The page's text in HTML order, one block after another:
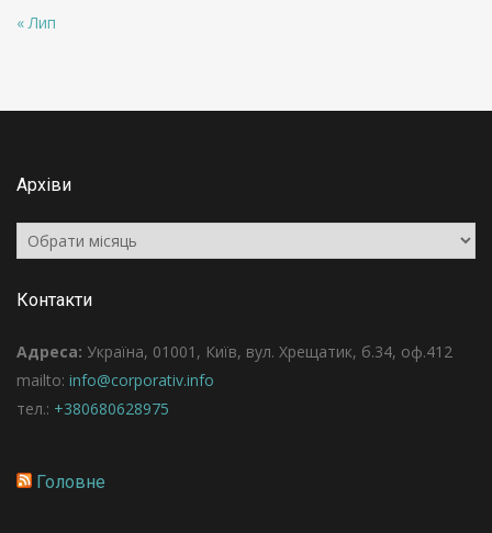
« Лип
Архіви
Архіви
Контакти
Адреса: Україна, 01001, Київ, вул. Хрещатик, б.34, оф.412
mailto: info@corporativ.info
тел.: +380680628975
Головне